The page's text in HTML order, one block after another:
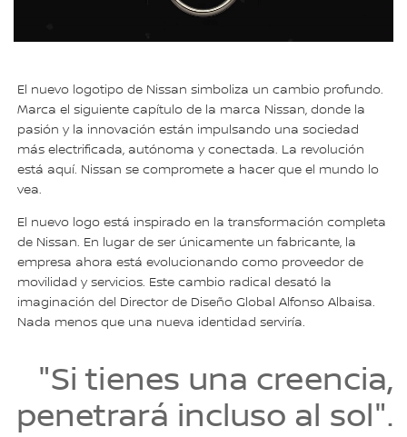
El nuevo logotipo de Nissan simboliza un cambio profundo.
Marca el siguiente capítulo de la marca Nissan, donde la
pasión y la innovación están impulsando una sociedad
más electrificada, autónoma y conectada. La revolución
está aquí. Nissan se compromete a hacer que el mundo lo
vea.
El nuevo logo está inspirado en la transformación completa
de Nissan. En lugar de ser únicamente un fabricante, la
empresa ahora está evolucionando como proveedor de
movilidad y servicios. Este cambio radical desató la
imaginación del Director de Diseño Global Alfonso Albaisa.
Nada menos que una nueva identidad serviría.
"Si tienes una creencia,
penetrará incluso al sol".